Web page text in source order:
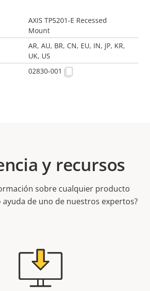
AXIS TP5201-E Recessed
Mount
AR, AU, BR, CN, EU, IN, JP, KR,
UK, US
02830-001
y recursos
sobre cualquier producto
ayuda de uno de nuestros expertos?